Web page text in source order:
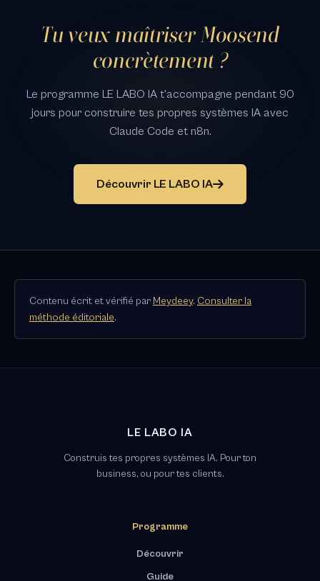
Tu veux maîtriser Moosend
concrètement ?
Le programme LE LABO IA t'accompagne pendant 90
jours pour construire tes propres systèmes IA avec
Claude Code et n8n.
Découvrir LE LABO IA
Contenu écrit et vérifié par Meydeey. Consulter la
méthode éditoriale.
LE LABO IA
Construis tes propres systèmes IA. Pour ton
business, ou pour tes clients.
Programme
Découvrir
Guide